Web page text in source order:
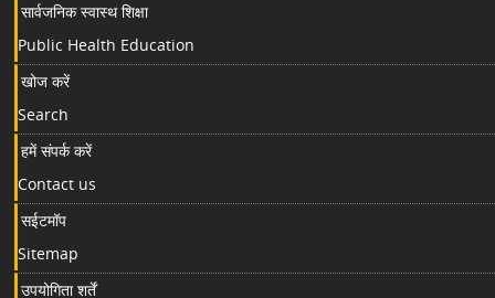
सार्वजनिक स्वास्थ शिक्षा
Public Health Education
खोज करें
Search
हमें संपर्क करें
Contact us
सईटमॉप
Sitemap
उपयोगिता शर्तें